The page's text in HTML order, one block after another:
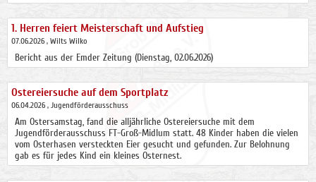
1. Herren feiert Meisterschaft und Aufstieg
07.06.2026 , Wilts Wilko
Bericht aus der Emder Zeitung (Dienstag, 02.06.2026)
Ostereiersuche auf dem Sportplatz
06.04.2026 , Jugendförderausschuss
Am Ostersamstag, fand die alljährliche Ostereiersuche mit dem
Jugendförderausschuss FT-Groß-Midlum statt. 48 Kinder haben die vielen
vom Osterhasen versteckten Eier gesucht und gefunden. Zur Belohnung
gab es für jedes Kind ein kleines Osternest.